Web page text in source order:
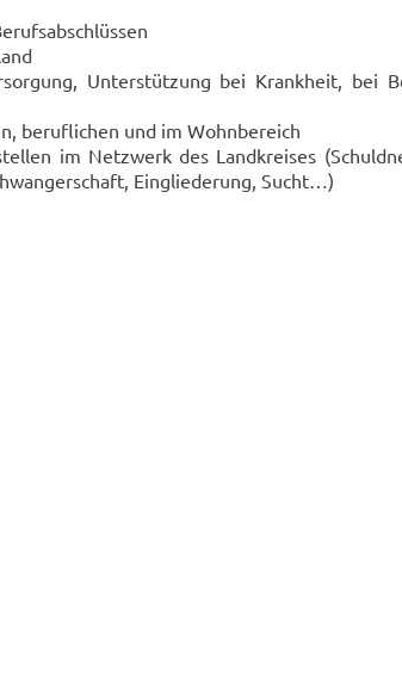
Un­ter­stüt­zung bei Krank­heit, bei
be­ruf­li­chen und im Wohn­be­reich
im Netz­werk des Land­krei­ses
Ein­glie­de­rung, Sucht…)